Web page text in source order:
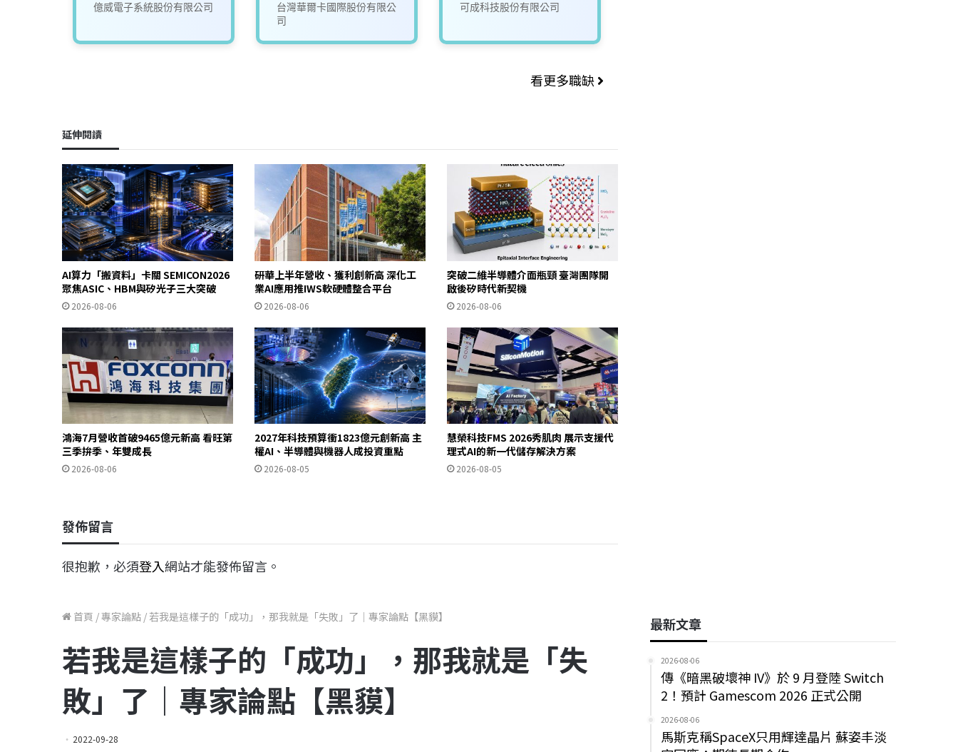
億威電子系統股份有限公司
台灣華爾卡國際股份有限公
司
可成科技股份有限公司
看更多職缺
延伸閱讀
AI算力「搬資料」卡關 SEMICON2026
聚焦ASIC、HBM與矽光子三大突破
2026-08-06
研華上半年營收、獲利創新高 深化工
業AI應用推IWS軟硬體整合平台
2026-08-06
突破二維半導體介面瓶頸 臺灣團隊開
啟後矽時代新契機
2026-08-06
鴻海7月營收首破9465億元新高 看旺第
三季拚季、年雙成長
2026-08-06
2027年科技預算衝1823億元創新高 主
權AI、半導體與機器人成投資重點
2026-08-05
慧榮科技FMS 2026秀肌肉 展示支援代
理式AI的新一代儲存解決方案
2026-08-05
發佈留言
很抱歉，必須登入網站才能發佈留言。